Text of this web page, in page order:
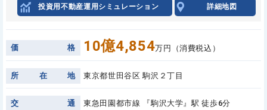
投資用不動産運用シミュレーション 詳細地図
価 格 10億4,854万円（消費税込）
所 在 地 東京都世田谷区 駒沢２丁目
交 通 東急田園都市線 『駒沢大学』駅 徒歩6分